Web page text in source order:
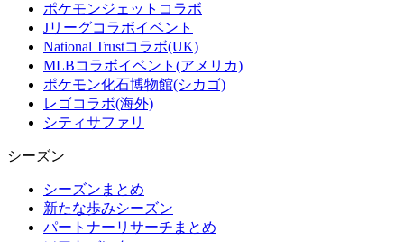
ポケモンジェットコラボ
Jリーグコラボイベント
National Trustコラボ(UK)
MLBコラボイベント(アメリカ)
ポケモン化石博物館(シカゴ)
レゴコラボ(海外)
シティサファリ
シーズン
シーズンまとめ
新たな歩みシーズン
パートナーリサーチまとめ